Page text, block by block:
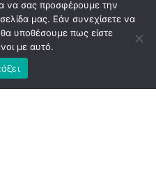
εξαίρεση, να παραχωρεί
με σημαντική
προσφορά. Στην εισήγηση
απόφαση αποτελεί
να σας προσφέρουμε την
μας. Εάν συνεχίσετε να
θα υποθέσουμε πως είστε
με αυτό.